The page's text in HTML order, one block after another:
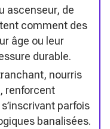
ascenseur, de
comment des
âge ou leur
durable.
nourris
renforcent
parfois
banalisées.